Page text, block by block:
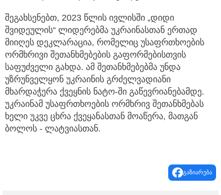
შეგახსენებთ, 2023 წლის ივლისში „დიდი
შვიდეულის“ ლიდერებმა უკრაინასთან ერთად
მიიღეს დეკლარაცია, რომელიც უსაფრთხოების
ორმხრივი შეთანხმებების გაფორმებისთვის
საფუძველი გახდა. ამ შეთანხმებებმა უნდა
უზრუნველყონ უკრაინის გრძელვადიანი
მხარდაჭერა ქვეყნის ნატო-ში გაწევრიანებამდე.
უკრაინამ უსაფრთხოების ორმხრივ შეთანხმებას
ხელი უკვე ცხრა ქვეყანასთან მოაწერა, მათგან
ბოლოს - ლატვიასთან.
გაზიარება